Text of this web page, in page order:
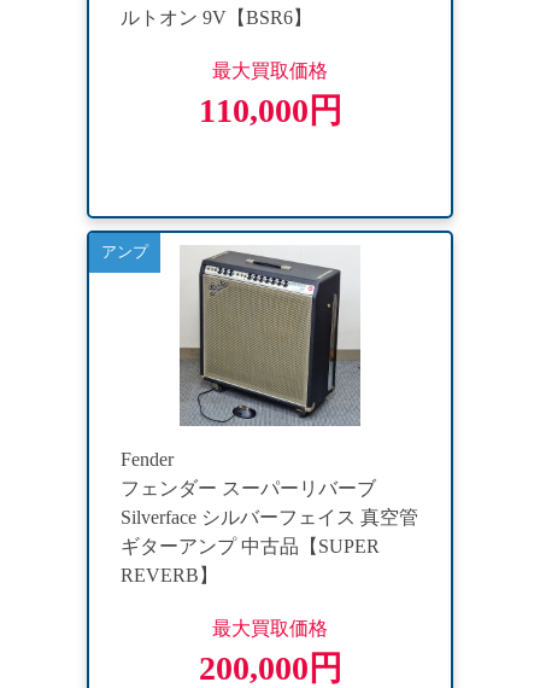
ルトオン 9V【BSR6】
最大買取価格
110,000円
アンプ
Fender
フェンダー スーパーリバーブ
Silverface シルバーフェイス 真空管
ギターアンプ 中古品【SUPER
REVERB】
最大買取価格
200,000円